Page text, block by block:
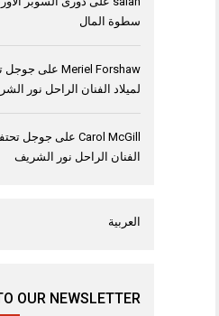
سطوة المال
Meriel Forshaw على
لميلاد الفنان الراحل نور
Carol McGill على
الفنان الراحل نور الشريف
العربية
OUR NEWSLETTER